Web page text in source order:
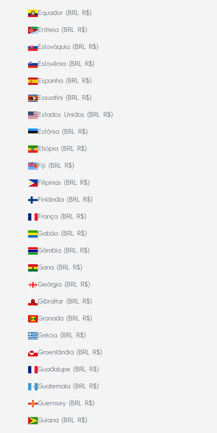
Equador (BRL R$)
Eritreia (BRL R$)
Eslováquia (BRL R$)
Eslovênia (BRL R$)
Espanha (BRL R$)
Essuatíni (BRL R$)
Estados Unidos (BRL R$)
Estônia (BRL R$)
Etiópia (BRL R$)
Fiji (BRL R$)
Filipinas (BRL R$)
Finlândia (BRL R$)
França (BRL R$)
Gabão (BRL R$)
Gâmbia (BRL R$)
Gana (BRL R$)
Geórgia (BRL R$)
Gibraltar (BRL R$)
Granada (BRL R$)
Grécia (BRL R$)
Groenlândia (BRL R$)
Guadalupe (BRL R$)
Guatemala (BRL R$)
Guernsey (BRL R$)
Guiana (BRL R$)